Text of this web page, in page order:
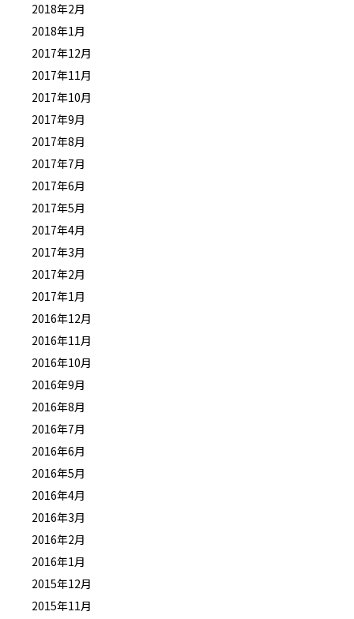
2018年2月
2018年1月
2017年12月
2017年11月
2017年10月
2017年9月
2017年8月
2017年7月
2017年6月
2017年5月
2017年4月
2017年3月
2017年2月
2017年1月
2016年12月
2016年11月
2016年10月
2016年9月
2016年8月
2016年7月
2016年6月
2016年5月
2016年4月
2016年3月
2016年2月
2016年1月
2015年12月
2015年11月